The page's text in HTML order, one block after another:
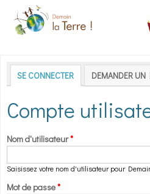
Aller au contenu principal
Onglets principaux
SE CONNECTER (ONGLET ACTIF)
DEMANDER
Compte
Nom d'utilisateur*
Saisissez votre nom d'utilisateur pour
Mot de passe*